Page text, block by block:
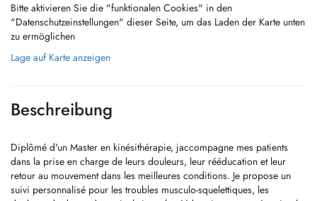
Bitte aktivieren Sie die "funktionalen Cookies" in den
"Datenschutzeinstellungen" dieser Seite, um das Laden der Karte unten
zu ermöglichen
Lage auf Karte anzeigen
Beschreibung
Diplômé d'un Master en kinésithérapie, jaccompagne mes patients
dans la prise en charge de leurs douleurs, leur rééducation et leur
retour au mouvement dans les meilleures conditions. Je propose un
suivi personnalisé pour les troubles musculo-squelettiques, les